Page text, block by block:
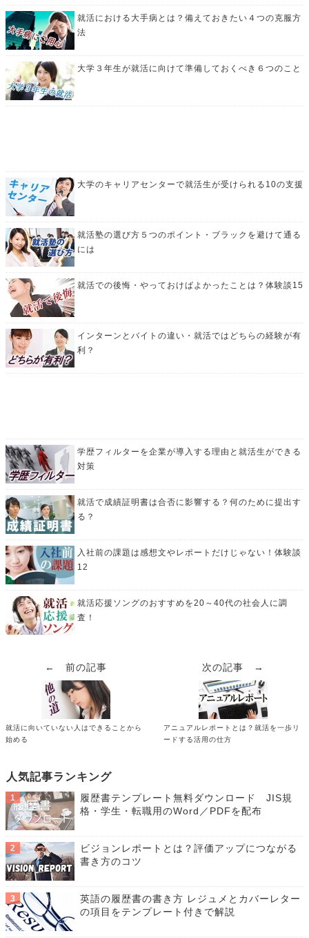
就活における大手病とは？備えておきたい４つの克服方
法
大学３年生が就活に向けて準備しておくべき６つのこと
大学のキャリアセンターで就活生が受けられる10の支援
就活塾の選び方５つのポイント・ブラックを避けて通る
には
就活での後悔・やっておけばよかったことは？体験談15
インターンとバイトの違い・就活ではどちらの経験が有
利？
学歴フィルターを企業が導入する理由と就活生ができる
対策
就活で成績証明書は合否に影響する？何のために提出す
る？
入社前の課題は感想文やレポートだけじゃない！体験談
12
就活応援ソングのおすすめを20～40代の社会人に調
査！
← 前の記事
就活に向いていない人はできることから
始める
次の記事 →
アニュアルレポートとは？就活を一歩リ
ードする活用の仕方
人気記事ランキング
履歴書テンプレート無料ダウンロード JIS規
格・学生・転職用のWord／PDFを配布
ビジョンレポートとは？評価アップにつながる
書き方のコツ
英語の履歴書の書き方 レジュメとカバーレター
の項目をテンプレート付きで解説